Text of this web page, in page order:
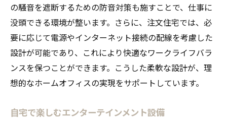
の騒音を遮断するための防音対策も施すことで、仕事に
没頭できる環境が整います。さらに、注文住宅では、必
要に応じて電源やインターネット接続の配線を考慮した
設計が可能であり、これにより快適なワークライフバラ
ンスを保つことができます。こうした柔軟な設計が、理
想的なホームオフィスの実現をサポートしています。
自宅で楽しむエンターテインメント設備